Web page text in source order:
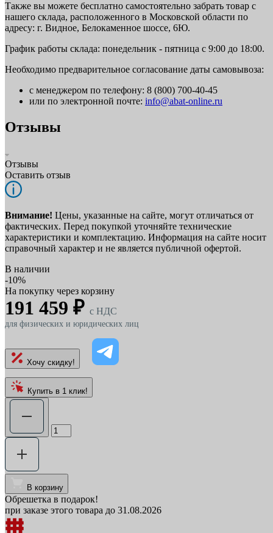
Также вы можете бесплатно самостоятельно забрать товар с
нашего склада, расположенного в Московской области по
адресу: г. Видное, Белокаменное шоссе, 6Ю.
График работы склада: понедельник - пятница с 9:00 до 18:00.
Необходимо предварительное согласование даты самовывоза:
с менеджером по телефону: 8 (800) 700-40-45
или по электронной почте: info@abat-online.ru
Отзывы
Отзывы
Оставить отзыв
Внимание! Цены, указанные на сайте, могут отличаться от
фактических. Перед покупкой уточняйте технические
характеристики и комплектацию. Информация на сайте носит
справочный характер и не является публичной офертой.
В наличии
-10%
На покупку через корзину
191 459 ₽ c НДС
для физических и юридических лиц
Хочу скидку!
Купить в 1 клик!
В корзину
Обрешетка в подарок!
при заказе этого товара до 31.08.2026